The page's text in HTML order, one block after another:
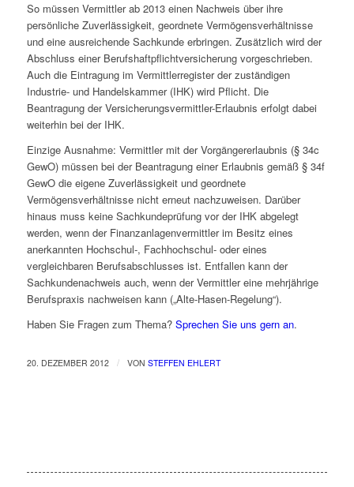
So müssen Vermittler ab 2013 einen Nachweis über ihre
persönliche Zuverlässigkeit, geordnete Vermögensverhältnisse
und eine ausreichende Sachkunde erbringen. Zusätzlich wird der
Abschluss einer Berufshaftpflichtversicherung vorgeschrieben.
Auch die Eintragung im Vermittlerregister der zuständigen
Industrie- und Handelskammer (IHK) wird Pflicht. Die
Beantragung der Versicherungsvermittler-Erlaubnis erfolgt dabei
weiterhin bei der IHK.
Einzige Ausnahme: Vermittler mit der Vorgängererlaubnis (§ 34c
GewO) müssen bei der Beantragung einer Erlaubnis gemäß § 34f
GewO die eigene Zuverlässigkeit und geordnete
Vermögensverhältnisse nicht erneut nachzuweisen. Darüber
hinaus muss keine Sachkundeprüfung vor der IHK abgelegt
werden, wenn der Finanzanlagenvermittler im Besitz eines
anerkannten Hochschul-, Fachhochschul- oder eines
vergleichbaren Berufsabschlusses ist. Entfallen kann der
Sachkundenachweis auch, wenn der Vermittler eine mehrjährige
Berufspraxis nachweisen kann („Alte-Hasen-Regelung“).
Haben Sie Fragen zum Thema? Sprechen Sie uns gern an.
20. DEZEMBER 2012 / VON STEFFEN EHLERT